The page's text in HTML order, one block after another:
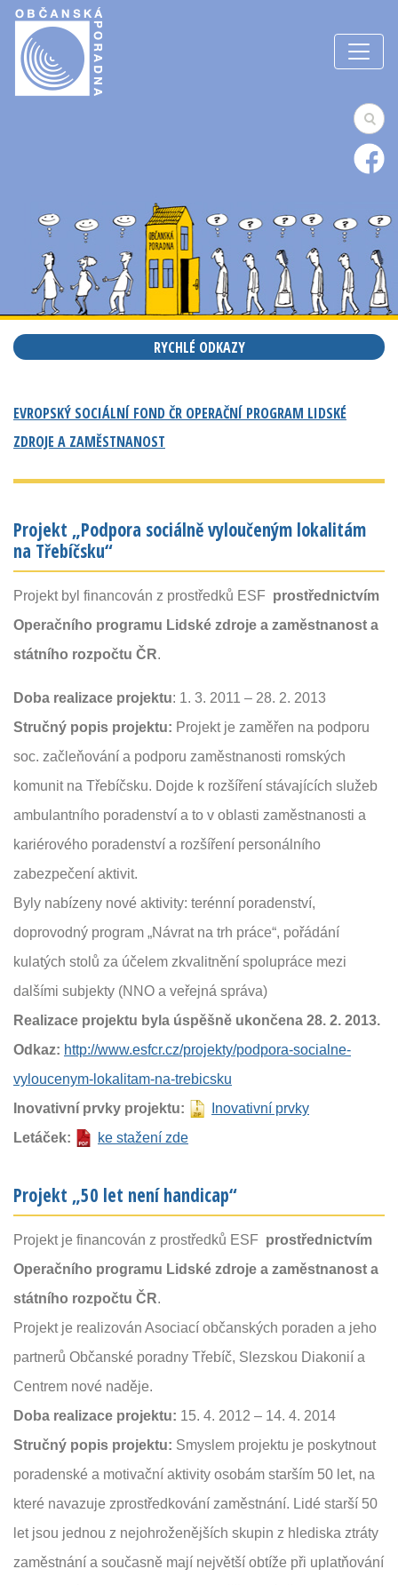
RYCHLÉ ODKAZY
EVROPSKÝ SOCIÁLNÍ FOND ČR OPERAČNÍ PROGRAM LIDSKÉ
ZDROJE A ZAMĚSTNANOST
Projekt „Podpora sociálně vyloučeným lokalitám
na Třebíčsku“
Projekt byl financován z prostředků ESF prostřednictvím
Operačního programu Lidské zdroje a zaměstnanost a
státního rozpočtu ČR.
Doba realizace projektu: 1. 3. 2011 – 28. 2. 2013
Stručný popis projektu: Projekt je zaměřen na podporu
soc. začleňování a podporu zaměstnanosti romských
komunit na Třebíčsku. Dojde k rozšíření stávajících služeb
ambulantního poradenství a to v oblasti zaměstnanosti a
kariérového poradenství a rozšíření personálního
zabezpečení aktivit.
Byly nabízeny nové aktivity: terénní poradenství,
doprovodný program „Návrat na trh práce“, pořádání
kulatých stolů za účelem zkvalitnění spolupráce mezi
dalšími subjekty (NNO a veřejná správa)
Realizace projektu byla úspěšně ukončena 28. 2. 2013.
Odkaz: http://www.esfcr.cz/projekty/podpora-socialne-
vyloucenym-lokalitam-na-trebicsku
Inovativní prvky projektu:
Inovativní prvky
Letáček:
ke stažení zde
Projekt „50 let není handicap“
Projekt je financován z prostředků ESF prostřednictvím
Operačního programu Lidské zdroje a zaměstnanost a
státního rozpočtu ČR.
Projekt je realizován Asociací občanských poraden a jeho
partnerů Občanské poradny Třebíč, Slezskou Diakonií a
Centrem nové naděje.
Doba realizace projektu: 15. 4. 2012 – 14. 4. 2014
Stručný popis projektu: Smyslem projektu je poskytnout
poradenské a motivační aktivity osobám starším 50 let, na
které navazuje zprostředkování zaměstnání. Lidé starší 50
let jsou jednou z nejohroženějších skupin z hlediska ztráty
zaměstnání a současně mají největší obtíže při uplatňování